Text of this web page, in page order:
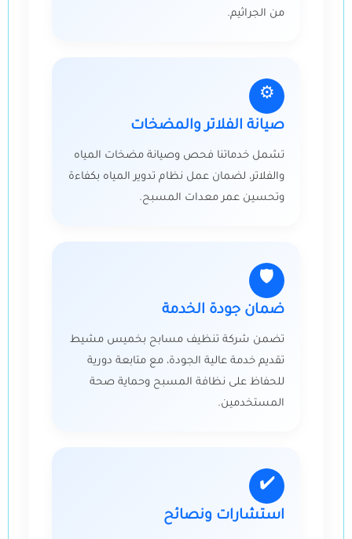
من الجراثيم.
⚙️
صيانة الفلاتر والمضخات
تشمل خدماتنا فحص وصيانة مضخات المياه
والفلاتر، لضمان عمل نظام تدوير المياه بكفاءة
وتحسين عمر معدات المسبح.
🛡
ضمان جودة الخدمة
تضمن شركة تنظيف مسابح بخميس مشيط
تقديم خدمة عالية الجودة، مع متابعة دورية
للحفاظ على نظافة المسبح وحماية صحة
المستخدمين.
✔️
استشارات ونصائح